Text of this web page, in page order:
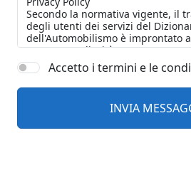
Accetto i termini e le